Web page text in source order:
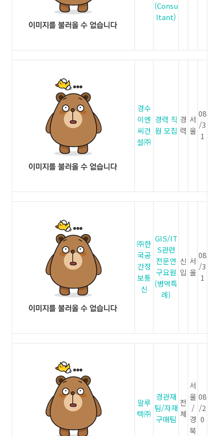
(Consu
ltant)
경수
이엔
씨건
설㈜
경력 직
원 모집
경
력
서
울
08
/3
1
㈜한
국공
간정
보통
신
GIS/IT
S관련
전문연
구요원
(병역특
례)
신
입
서
울
08
/3
1
알루
텍㈜
경관재
팀/자재
구매팀
전
체
서
울
/
경
북
08
/2
0